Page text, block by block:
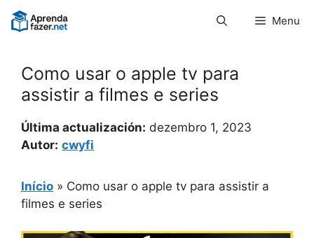
Pular
para
Menu
Como usar o apple tv para
assistir a filmes e series
Última actualización: dezembro 1, 2023
Autor: cwyfi
Início » Como usar o apple tv para assistir a
filmes e series